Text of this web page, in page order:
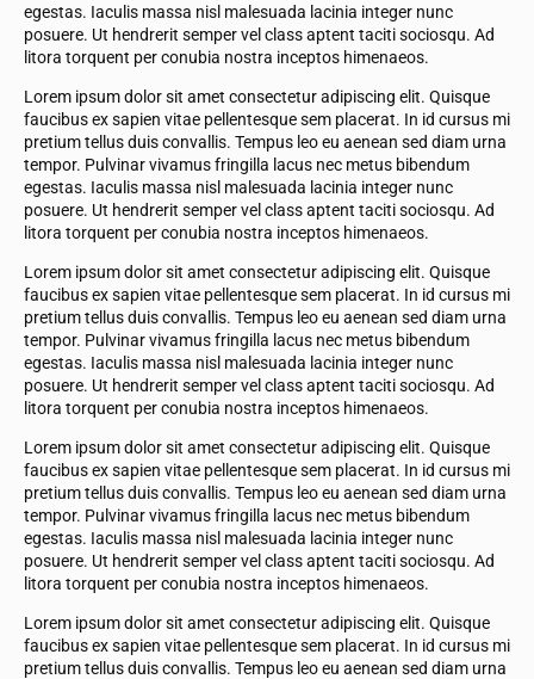
egestas. Iaculis massa nisl malesuada lacinia integer nunc
posuere. Ut hendrerit semper vel class aptent taciti sociosqu. Ad
litora torquent per conubia nostra inceptos himenaeos.
Lorem ipsum dolor sit amet consectetur adipiscing elit. Quisque
faucibus ex sapien vitae pellentesque sem placerat. In id cursus mi
pretium tellus duis convallis. Tempus leo eu aenean sed diam urna
tempor. Pulvinar vivamus fringilla lacus nec metus bibendum
egestas. Iaculis massa nisl malesuada lacinia integer nunc
posuere. Ut hendrerit semper vel class aptent taciti sociosqu. Ad
litora torquent per conubia nostra inceptos himenaeos.
Lorem ipsum dolor sit amet consectetur adipiscing elit. Quisque
faucibus ex sapien vitae pellentesque sem placerat. In id cursus mi
pretium tellus duis convallis. Tempus leo eu aenean sed diam urna
tempor. Pulvinar vivamus fringilla lacus nec metus bibendum
egestas. Iaculis massa nisl malesuada lacinia integer nunc
posuere. Ut hendrerit semper vel class aptent taciti sociosqu. Ad
litora torquent per conubia nostra inceptos himenaeos.
Lorem ipsum dolor sit amet consectetur adipiscing elit. Quisque
faucibus ex sapien vitae pellentesque sem placerat. In id cursus mi
pretium tellus duis convallis. Tempus leo eu aenean sed diam urna
tempor. Pulvinar vivamus fringilla lacus nec metus bibendum
egestas. Iaculis massa nisl malesuada lacinia integer nunc
posuere. Ut hendrerit semper vel class aptent taciti sociosqu. Ad
litora torquent per conubia nostra inceptos himenaeos.
Lorem ipsum dolor sit amet consectetur adipiscing elit. Quisque
faucibus ex sapien vitae pellentesque sem placerat. In id cursus mi
pretium tellus duis convallis. Tempus leo eu aenean sed diam urna